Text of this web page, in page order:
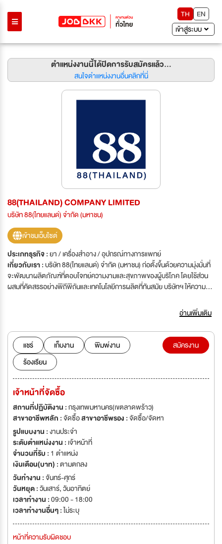
TH
EN
เข้าสู่ระบบ
ตำแหน่งงานนี้ได้ปิดการรับสมัครแล้ว...
สนใจตำแหน่งงานอื่นคลิกที่นี่
88(THAILAND) COMPANY LIMITED
บริษัท 88(ไทยแลนด์) จำกัด (มหาชน)
เข้าชมเว็บไซต์
ประเภทธุรกิจ :ยา / เครื่องสำอาง / อุปกรณ์ทางการแพทย์
เกี่ยวกับเรา :บริษัท 88(ไทยแลนด์) จำกัด (มหาชน) ก่อตั้งขึ้นด้วยความมุ่งมั่นที่
จะพัฒนาผลิตภัณฑ์ที่ตอบโจทย์ความงามและสุขภาพของผู้บริโภค โดยใช้ส่วน
ผสมที่คัดสรรอย่างพิถีพิถันและเทคโนโลยีการผลิตที่ทันสมัย บริษัทฯ ให้ความ
ผลิตภัณฑ์ทุกชิ้นที่ส่งมอบถึงมือผู้บริโภคเป็นสิ่งที่ดีที่สุด และสอดคล้องกับความ
ต้องการที่เปลี่ยนแปลงอยู่เสมอ นับตั้งแต่เริ่มต้น บริษัทฯ ได้ขยายสายผลิตภัณฑ์
ภายใต้เครื่องหมายการค้า ver.88 และ LYO ซึ่งได้รับการตอบรับอย่างดีทั้งใน
ประเทศและต่างประเทศ พร้อมพัฒนาและเพิ่มความหลากหลายของผลิตภัณฑ์
อย่างต่อเนื่อง เพื่อส่งมอบคุณค่าที่ดีเยี่ยมให้แก่ผู้บริโภคทุกคน
อ่านเพิ่มเติม
แชร์ เก็บงาน
พิมพ์งาน
ร้องเรียน
สมัครงาน
เจ้าหน้าที่จัดซื้อ
สถานที่ปฏิบัติงาน :กรุงเทพมหานคร(เขตลาดพร้าว)
สาขาอาชีพหลัก :จัดซื้อสาขาอาชีพรอง :จัดซื้อ/จัดหา
รูปแบบงาน :งานประจำ
ระดับตำแหน่งงาน : เจ้าหน้าที่
จำนวนที่รับ : 1 ตำแหน่ง
เงินเดือน(บาท) :ตามตกลง
วันทำงาน :จันทร์-ศุกร์
วันหยุด :วันเสาร์,วันอาทิตย์
เวลาทำงาน :09:00 - 18:00
เวลาทำงานอื่นๆ :ไม่ระบุ
หน้าที่ความรับผิดชอบ